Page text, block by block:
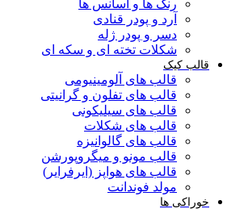
رنگ ها و اسانس ها
آرد و پودر قنادی
دسر و پودر ژله
شکلات تخته ای و سکه ای
قالب کیک
قالب های آلومینیومی
قالب های تفلون و گرانیتی
قالب های سیلیکونی
قالب های شکلات
قالب های گالوانیزه
قالب مونو و میگروپورشن
قالب های هواپز (ایرفرایر)
مولد فوندانت
خوراکی ها